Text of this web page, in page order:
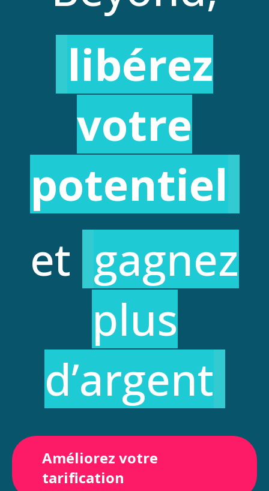
libérez
votre
potentiel
et gagnez
plus
d’argent
Améliorez votre
tarification